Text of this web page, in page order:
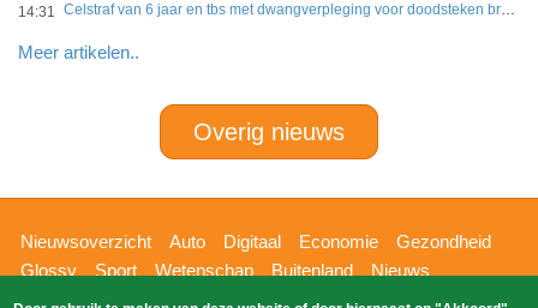
14:31 Celstraf van 6 jaar en tbs met dwangverpleging voor doodsteken broer in Gouda
Meer artikelen..
Overig nieuws
Hoofdnavigatie
Nieuwsoverzicht Auto Digitaal Economie
Gezondheid
Glossy
Sport Wetenschap Buitenland
Nieuws
Bizzpress
Blik op 112 Provincies Weekoverzicht